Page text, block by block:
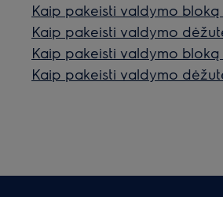
Kaip pakeisti valdymo bloką
Kaip pakeisti valdymo
Kaip pakeisti valdymo bloką
Kaip pakeisti valdymo